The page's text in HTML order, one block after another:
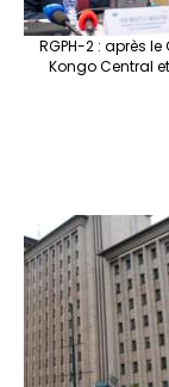
RGPH-2 : après
Kongo Central